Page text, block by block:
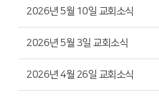
2026년 5월 10일 교회소식
2026년 5월 3일 교회소식
2026년 4월 26일 교회소식